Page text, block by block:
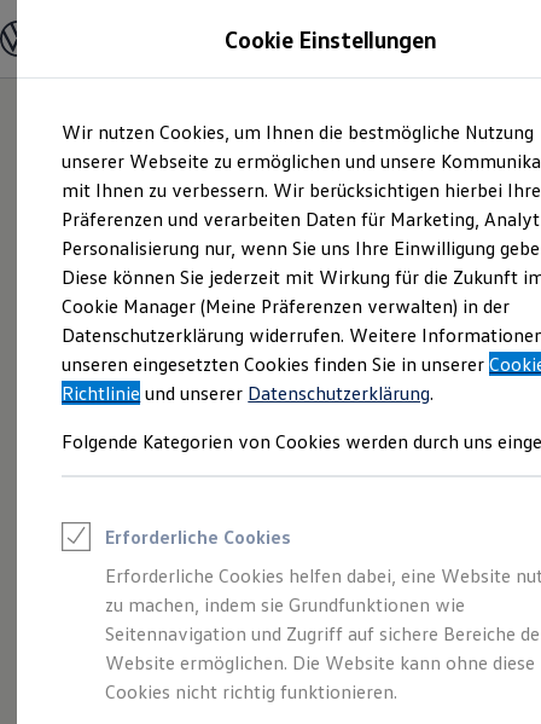
Hauptinhalt
springen
Footer
springen
Modelle und Konfigurator
Modelle vergleichen
Elektroautos
ENERGY Sondermodelle
Nutzfahrzeuge
SUV und CUV
Familienautos
Kombis
Kompaktwagen
Sportwagen
Schnell verfügbare Fahrzeuge
Angebote und Produkte
Aktuelle Angebote
E-Auto-Förderung
Volkswagen Marktplatz
Junge Gebrauchtwagen und Gebrauchtwagen
Saisonangebote
Leasing
Leasing-Angebote
Gebrauchtwagen Leasing
Junge Gebrauchtwagen-Leasing
Elektroauto Leasing
Kleinwagen-Leasing
Leasing ohne Anzahlung
Abenteuer Leben. Der
Tiguan.
Cookie Einstellungen
Wir nutzen Cookies, um Ihnen die bestmögliche Nutzung
unserer Webseite zu ermöglichen und unsere
mit Ihnen zu verbessern. Wir berücksichtigen hierbei Ihre
Präferenzen und verarbeiten Daten für Marketing,
Personalisierung nur, wenn Sie uns Ihre Einwilligung
Diese können Sie jederzeit mit Wirkung für die Zukunft
Cookie Manager (Meine Präferenzen verwalten) in der
Datenschutzerklärung widerrufen. Weitere
unseren eingesetzten Cookies finden Sie in unserer
Richtlinie und unserer Datenschutzerklärung.
Folgende Kategorien von Cookies werden durch uns
Erforderliche Cookies
Erforderliche Cookies helfen dabei, eine Website
zu machen, indem sie Grundfunktionen wie
Seitennavigation und Zugriff auf sichere Bereiche
Website ermöglichen. Die Website kann ohne diese
Cookies nicht richtig funktionieren.